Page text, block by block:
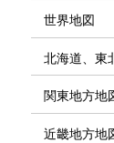
世界地図
北海道、東
関東地方地
近畿地方地